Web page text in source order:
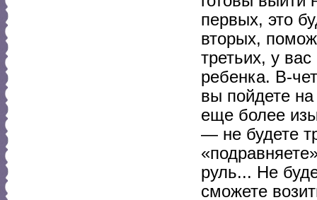
первых, это
вторых,
третьих, у
ребенка. В-
вы пойдете
еще более
— не будете
руль... Не
сможете